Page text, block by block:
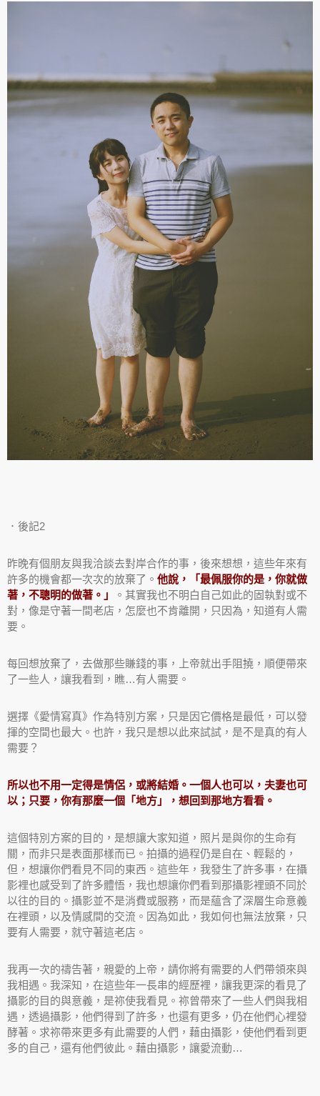
．後記2
昨晚有個朋友與我洽談去對岸合作的事，後來想想，這些年來有
許多的機會都一次次的放棄了。 他說，「最佩服你的是，你就做
著，不聰明的做著。」
。其實我也不明白自己如此的固執對或不
對，像是守著一間老店，怎麼也不肯離開，只因為，知道有人需
要。
每回想放棄了，去做那些賺錢的事，上帝就出手阻撓，順便帶來
了一些人，讓我看到，瞧…有人需要。
選擇《愛情寫真》作為特別方案，只是因它價格是最低，可以發
揮的空間也最大。也許，我只是想以此來試試，是不是真的有人
需要？
所以也不用一定得是情侶，或將結婚。一個人也可以，夫妻也可
以；只要，你有那麼一個「地方」，想回到那地方看看。
這個特別方案的目的，是想讓大家知道，照片是與你的生命有
關，而非只是表面那樣而已。拍攝的過程仍是自在、輕鬆的，
但，想讓你們看見不同的東西。這些年，我發生了許多事，在攝
影裡也感受到了許多體悟，我也想讓你們看到那攝影裡頭不同於
以往的目的。攝影並不是消費或服務，而是蘊含了深層生命意義
在裡頭，以及情感間的交流。因為如此，我如何也無法放棄，只
要有人需要，就守著這老店。
我再一次的禱告著，親愛的上帝，請你將有需要的人們帶領來與
我相遇。我深知，在這些年一長串的經歷裡，讓我更深的看見了
攝影的目的與意義，是祢使我看見。祢曾帶來了一些人們與我相
遇，透過攝影，他們得到了許多，也還有更多，仍在他們心裡發
酵著。求祢帶來更多有此需要的人們，藉由攝影，使他們看到更
多的自己，還有他們彼此。藉由攝影，讓愛流動…